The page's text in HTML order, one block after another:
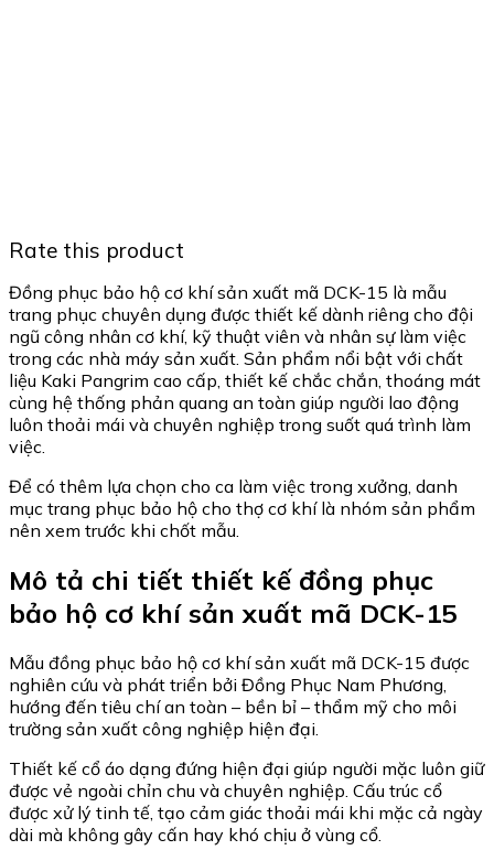
Rate this product
Đồng phục bảo hộ cơ khí sản xuất mã DCK-15 là mẫu
trang phục chuyên dụng được thiết kế dành riêng cho đội
ngũ công nhân cơ khí, kỹ thuật viên và nhân sự làm việc
trong các nhà máy sản xuất. Sản phẩm nổi bật với chất
liệu Kaki Pangrim cao cấp, thiết kế chắc chắn, thoáng mát
cùng hệ thống phản quang an toàn giúp người lao động
luôn thoải mái và chuyên nghiệp trong suốt quá trình làm
việc.
Để có thêm lựa chọn cho ca làm việc trong xưởng, danh
mục trang phục bảo hộ cho thợ cơ khí là nhóm sản phẩm
nên xem trước khi chốt mẫu.
Mô tả chi tiết thiết kế đồng phục
bảo hộ cơ khí sản xuất mã DCK-15
Mẫu đồng phục bảo hộ cơ khí sản xuất mã DCK-15 được
nghiên cứu và phát triển bởi Đồng Phục Nam Phương,
hướng đến tiêu chí an toàn – bền bỉ – thẩm mỹ cho môi
trường sản xuất công nghiệp hiện đại.
Thiết kế cổ áo dạng đứng hiện đại giúp người mặc luôn giữ
được vẻ ngoài chỉn chu và chuyên nghiệp. Cấu trúc cổ
được xử lý tinh tế, tạo cảm giác thoải mái khi mặc cả ngày
dài mà không gây cấn hay khó chịu ở vùng cổ.